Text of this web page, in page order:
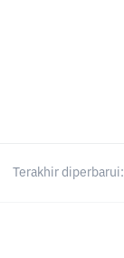
Terakhir diperbarui: